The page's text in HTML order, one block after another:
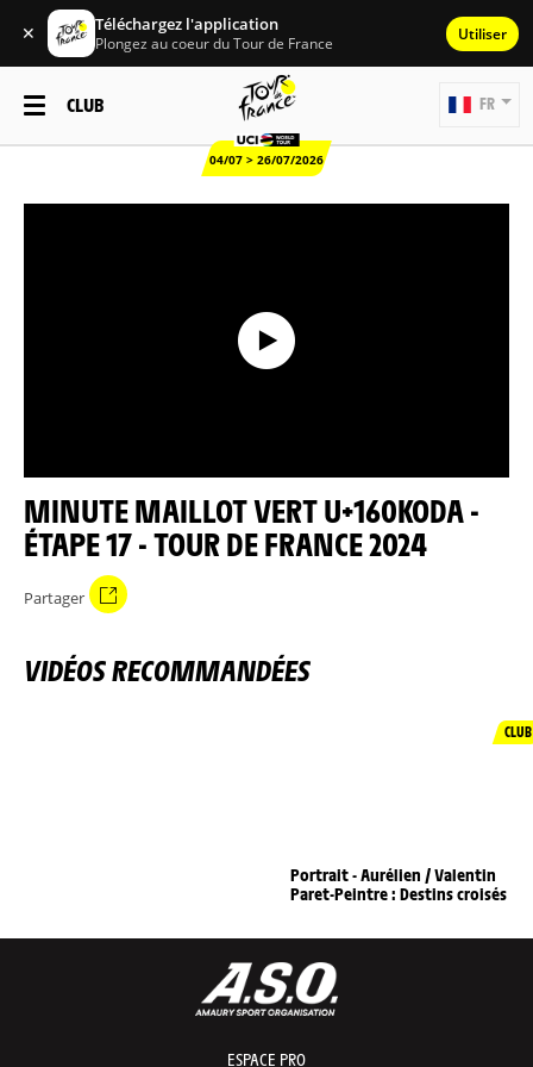
✕ Téléchargez l'application
Plongez au coeur du Tour de France Utiliser
CLUB
04/07 > 26/07/2026
FR
MINUTE MAILLOT VERT U+160KODA -
ÉTAPE 17 - TOUR DE FRANCE 2024
Partager
VIDÉOS RECOMMANDÉES
CLUB
Portrait - Aurélien / Valentin
Paret-Peintre : Destins croisés
ESPACE PRO